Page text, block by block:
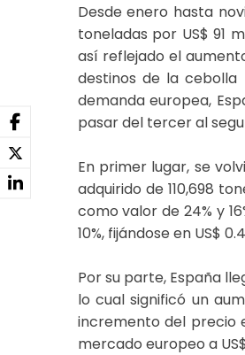
Desde enero hasta
toneladas por US$ 91
así reflejado el
destinos de la
demanda europea,
pasar del tercer al
En primer lugar, se
adquirido de 110,698
como valor de 24% y
10%, fijándose en US$
Por su parte, España
lo cual significó un
incremento del precio
mercado europeo a